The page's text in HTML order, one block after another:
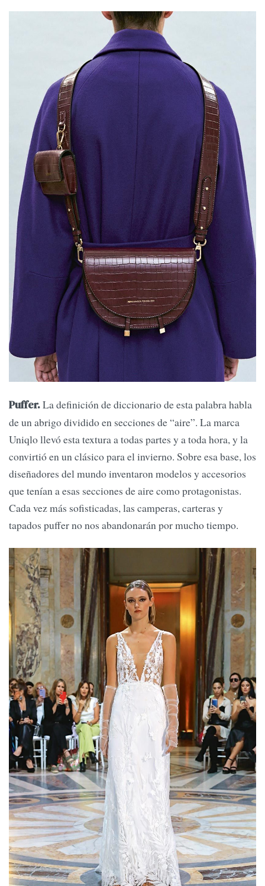
Puffer.La definición de diccionario de esta palabra habla
de un abrigo dividido en secciones de “aire”. La marca
Uniqlo llevó esta textura a todas partes y a toda hora, y la
convirtió en un clásico para el invierno. Sobre esa base, los
diseñadores del mundo inventaron modelos y accesorios
que tenían a esas secciones de aire como protagonistas.
Cada vez más sofisticadas, las camperas, carteras y
tapados puffer no nos abandonarán por mucho tiempo.